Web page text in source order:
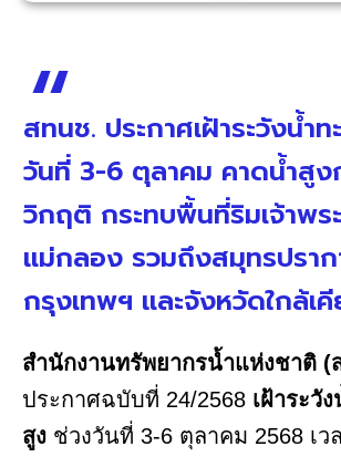
สทนช. ประกาศเฝ้าระวังน้ำ
วันที่ 3-6 ตุลาคม คาดน้ำสูง
วิกฤติ กระทบพื้นที่ริมเจ้าพร
แม่กลอง รวมถึงสมุทรปราก
กรุงเทพฯ และจังหวัดใกล้เ
สำนักงานทรัพยากรน้ำแห่งชาติ (
ประกาศฉบับที่ 24/2568 เฝ้าระวั
สูง ช่วงวันที่ 3-6 ตุลาคม 2568 เว